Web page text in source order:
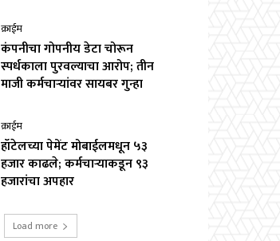
क्राईम
कंपनीचा गोपनीय डेटा चोरून
स्पर्धकाला पुरवल्याचा आरोप; तीन
माजी कर्मचाऱ्यांवर सायबर गुन्हा
क्राईम
हॉटेलच्या पेमेंट मोबाईलमधून ५३
हजार काढले; कर्मचाऱ्याकडून ९३
हजारांचा अपहार
Load more